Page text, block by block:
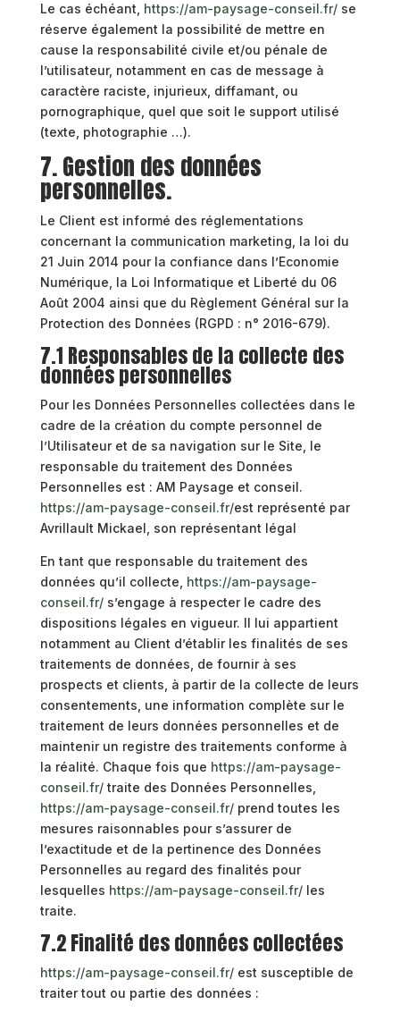
Le cas échéant, https://am-paysage-conseil.fr/se
réserve également la possibilité de mettre en
cause la responsabilité civile et/ou pénale de
l’utilisateur, notamment en cas de message à
caractère raciste, injurieux, diffamant, ou
pornographique, quel que soit le support utilisé
(texte, photographie …).
7. Gestion des données
personnelles.
Le Client est informé des réglementations
concernant la communication marketing, la loi du
21 Juin 2014 pour la confiance dans l’Economie
Numérique, la Loi Informatique et Liberté du 06
Août 2004 ainsi que du Règlement Général sur la
Protection des Données (RGPD : n° 2016-679).
7.1 Responsables de la collecte des
données personnelles
Pour les Données Personnelles collectées dans le
cadre de la création du compte personnel de
l’Utilisateur et de sa navigation sur le Site, le
responsable du traitement des Données
Personnelles est : AM Paysage et conseil.
https://am-paysage-conseil.fr/est représenté par
Avrillault Mickael, son représentant légal
En tant que responsable du traitement des
données qu’il collecte, https://am-paysage-
conseil.fr/s’engage à respecter le cadre des
dispositions légales en vigueur. Il lui appartient
notamment au Client d’établir les finalités de ses
traitements de données, de fournir à ses
prospects et clients, à partir de la collecte de leurs
consentements, une information complète sur le
traitement de leurs données personnelles et de
maintenir un registre des traitements conforme à
la réalité. Chaque fois que https://am-paysage-
conseil.fr/traite des Données Personnelles,
https://am-paysage-conseil.fr/prend toutes les
mesures raisonnables pour s’assurer de
l’exactitude et de la pertinence des Données
Personnelles au regard des finalités pour
lesquelles https://am-paysage-conseil.fr/les
traite.
7.2 Finalité des données collectées
https://am-paysage-conseil.fr/est susceptible de
traiter tout ou partie des données :